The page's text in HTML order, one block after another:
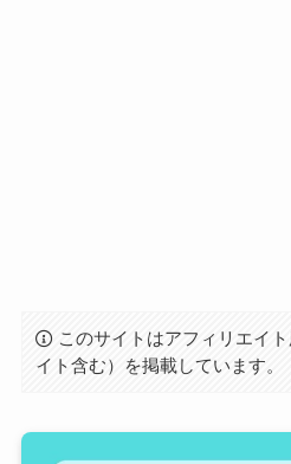
このサイトはアフィリエイ
イト含む）を掲載しています。